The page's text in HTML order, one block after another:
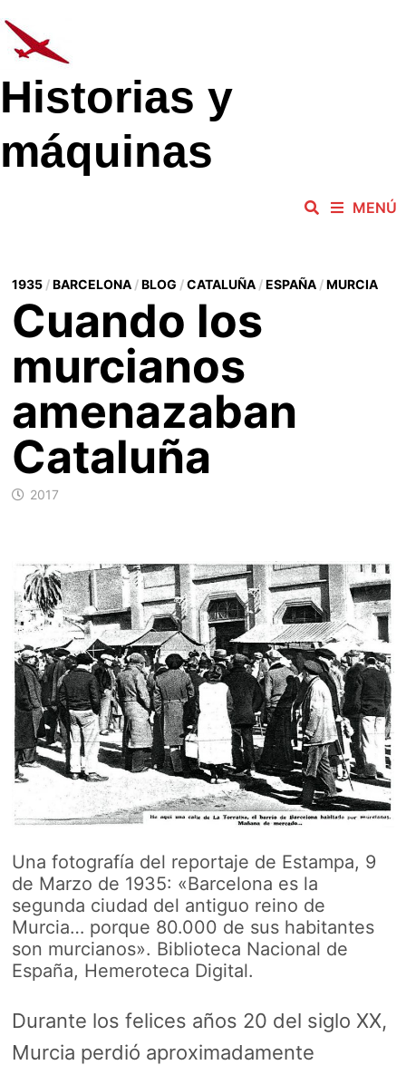
al
contenido
Historias y
máquinas
MENÚ
1935/BARCELONA/BLOG /CATALUÑA/ESPAÑA/MURCIA
Cuando los
murcianos
amenazaban
Cataluña
2017
Una fotografía del reportaje de Estampa, 9
de Marzo de 1935: «Barcelona es la
segunda ciudad del antiguo reino de
Murcia… porque 80.000 de sus habitantes
son murcianos». Biblioteca Nacional de
España, Hemeroteca Digital.
Durante los felices años 20 del siglo XX,
Murcia perdió aproximadamente